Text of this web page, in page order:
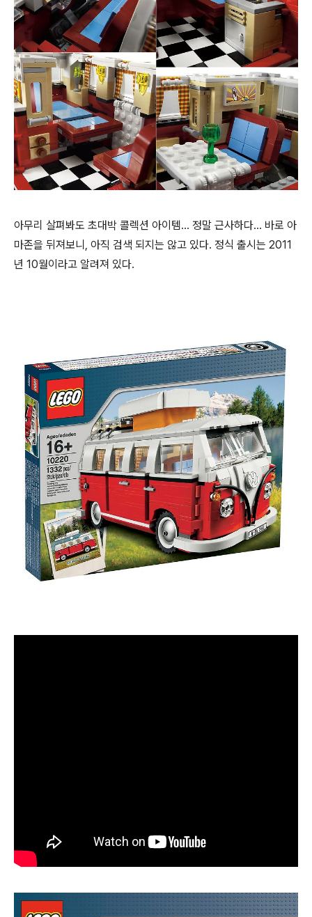
아무리 살펴봐도 초대박 콜렉션 아이템... 정말 근사하다... 바로 아
마존을 뒤져보니, 아직 검색 되지는 않고 있다. 정식 출시는 2011
년 10월이라고 알려져 있다.